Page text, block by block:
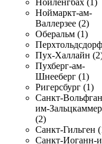
Нойленгбах (1)
Ноймаркт-ам-
Валлерзее (2)
Оберальм (1)
Пух-Халлайн
Пухберг-ам-
Шнееберг (1)
Ригерсбург (1)
Санкт-
им-
(2)
Санкт-Гильген
Санкт-Иоганн-